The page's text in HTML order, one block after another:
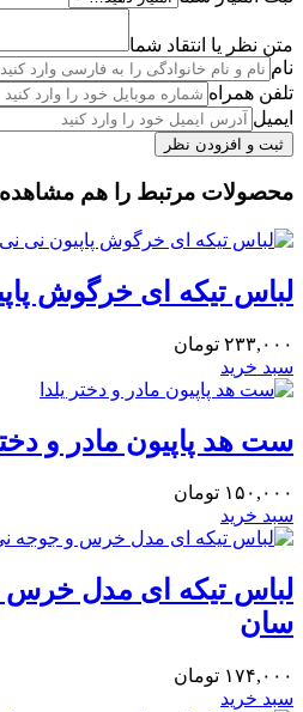
متن نظر یا انتقاد شما
نام
تلفن همراه
ایمیل
محصولات مرتبط را هم مشاهده
لباس تیکه ای خرگوش
۲۳۳,۰۰۰ تومان
سبد خرید
ست هد پاپیون مادر و
۱۵۰,۰۰۰ تومان
سبد خرید
لباس تیکه ای مدل
سان
۱۷۴,۰۰۰ تومان
سبد خرید